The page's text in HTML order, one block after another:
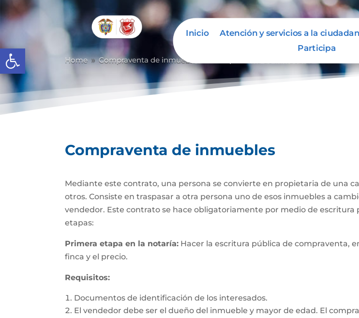
Abrir barra de herramientas
Inicio Atención y servicios a la
Participa
Home 9 Compraventa de inmuebles
Compraventa de inmuebles
Mediante este contrato, una persona se convierte en propietaria de una
otros. Consiste en traspasar a otra persona uno de esos inmuebles a
vendedor. Este contrato se hace obligatoriamente por medio de
etapas:
Primera etapa en la notaría: Hacer la escritura pública de compraventa,
finca y el precio.
Requisitos:
Documentos de identificación de los interesados.
El vendedor debe ser el dueño del inmueble y mayor de edad. El